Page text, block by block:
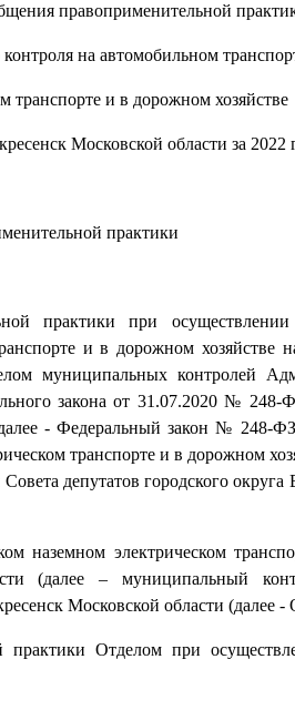
правоприменительной
на автомобильном
транспорте и в дорожном хозяйстве
Московской области за 2022
практики
практики при
и в дорожном хозяйстве
муниципальных контролей
закона от 31.07.2020 № 248-
- Федеральный закон № 248-
транспорте и в дорожном
депутатов городского округа
наземном электрическом
(далее – муниципальный
Московской области (далее -
Отделом при